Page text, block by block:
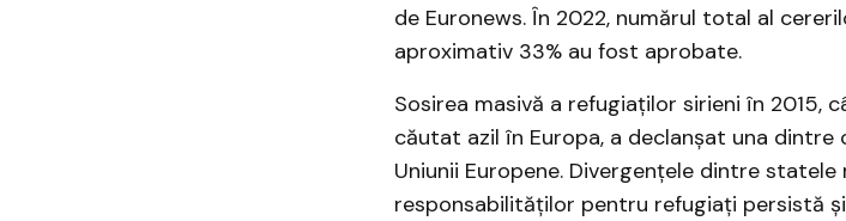
de Euronews. În 2022, numărul total al
aproximativ 33% au fost aprobate.
Sosirea masivă a refugiaților sirieni în 2015,
căutat azil în Europa, a declanșat una
Uniunii Europene. Divergențele dintre
responsabilităților pentru refugiați persistă